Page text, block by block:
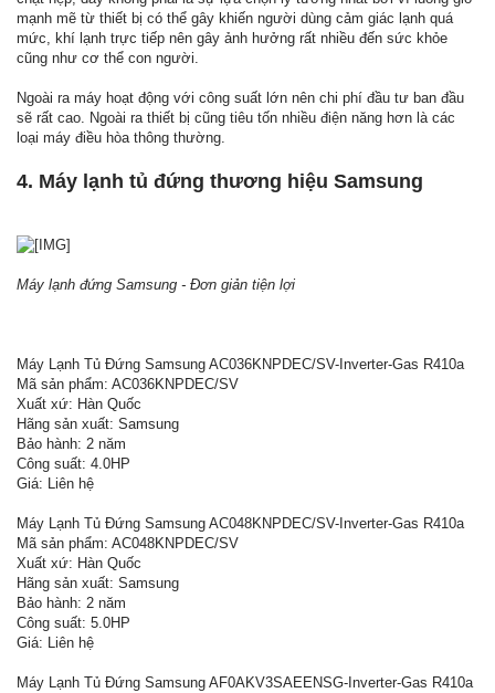
mạnh mẽ từ thiết bị có thể gây khiến người dùng cảm giác lạnh quá
mức, khí lạnh trực tiếp nên gây ảnh hưởng rất nhiều đến sức khỏe
cũng như cơ thể con người.
Ngoài ra máy hoạt động với công suất lớn nên chi phí đầu tư ban đầu
sẽ rất cao. Ngoài ra thiết bị cũng tiêu tốn nhiều điện năng hơn là các
loại máy điều hòa thông thường.
4. Máy lạnh tủ đứng thương hiệu Samsung
Máy lạnh đứng Samsung - Đơn giản tiện lợi
Máy Lạnh Tủ Đứng Samsung AC036KNPDEC/SV-Inverter-Gas R410a
Mã sản phẩm: AC036KNPDEC/SV
Xuất xứ: Hàn Quốc
Hãng sản xuất: Samsung
Bảo hành: 2 năm
Công suất: 4.0HP
Giá: Liên hệ
Máy Lạnh Tủ Đứng Samsung AC048KNPDEC/SV-Inverter-Gas R410a
Mã sản phẩm: AC048KNPDEC/SV
Xuất xứ: Hàn Quốc
Hãng sản xuất: Samsung
Bảo hành: 2 năm
Công suất: 5.0HP
Giá: Liên hệ
Máy Lạnh Tủ Đứng Samsung AF0AKV3SAEENSG-Inverter-Gas R410a